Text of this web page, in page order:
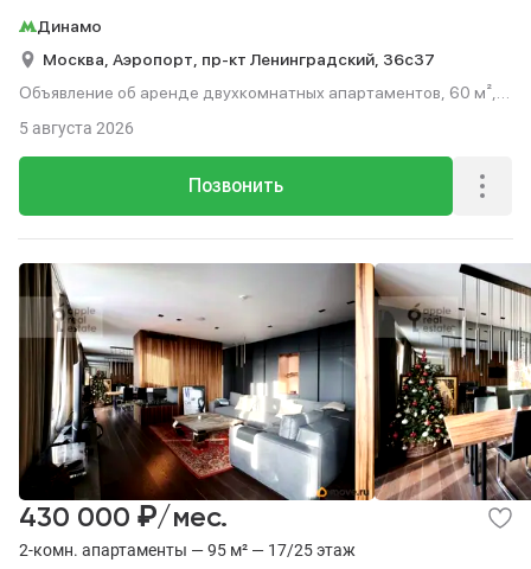
Динамо
Москва, Аэропорт, пр-кт Ленинградский, 36с37
Объявление об аренде двухкомнатных апартаментов, 60 м²,
Позвонить
5 августа 2026
2-комн. апартаменты — 95 м² — 17/25 этаж
430 000 ₽/мес.